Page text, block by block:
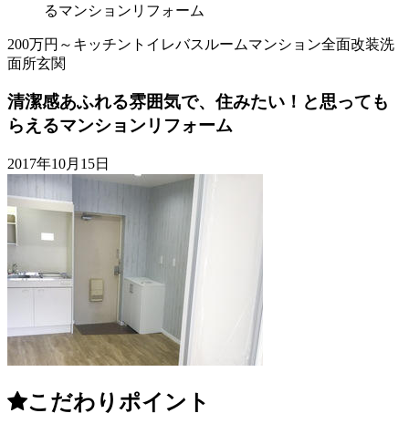
るマンションリフォーム
200万円～ キッチン トイレバスルームマンション全面改装洗
面所玄関
清潔感あふれる雰囲気で、住みたい！と思っても
らえるマンションリフォーム
2017年10月15日
こだわりポイント